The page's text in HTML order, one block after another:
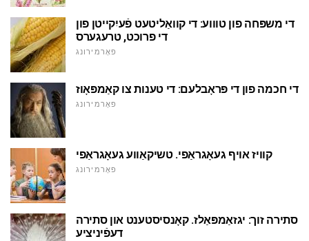
די משפּחה פון טוווע: די קוואַליטעט פֿעיִקייטן פון
די פרוכט, טרעגערס
פאָרמירונג
די חכמה פון די פּראָבלעם: די טענות צו קאַמפּאָוז
פאָרמירונג
קוויז אויף געאָגראַפי. טשיקאַווע געאָגראַפי
פאָרמירונג
סתירה זוך: יגזאַמפּאַלז. קאָנסיסטענט און סתירה
דעפֿיניציע